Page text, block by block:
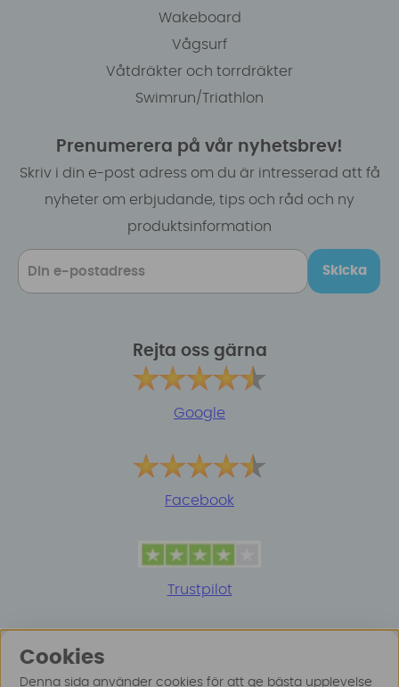
Wakeboard
Vågsurf
Våtdräkter och torrdräkter
Swimrun/Triathlon
Prenumerera på vår nyhetsbrev!
Skriv i din e-post adress om du är intresserad att få
nyheter om erbjudande, tips och råd och ny
produktsinformation
Skicka
Rejta oss gärna
Google
Facebook
Trustpilot
Cookies
Denna sida använder cookies för att ge bästa upplevelse